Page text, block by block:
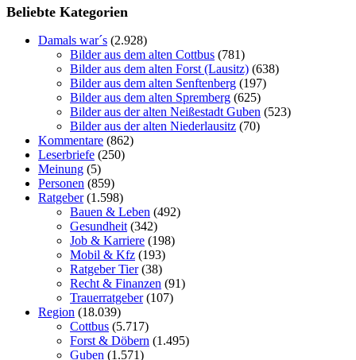
Beliebte Kategorien
Damals war´s (2.928)
Bilder aus dem alten Cottbus (781)
Bilder aus dem alten Forst (Lausitz) (638)
Bilder aus dem alten Senftenberg (197)
Bilder aus dem alten Spremberg (625)
Bilder aus der alten Neißestadt Guben (523)
Bilder aus der alten Niederlausitz (70)
Kommentare (862)
Leserbriefe (250)
Meinung (5)
Personen (859)
Ratgeber(1.598)
Bauen & Leben (492)
Gesundheit (342)
Job & Karriere (198)
Mobil & Kfz (193)
Ratgeber Tier(38)
Recht & Finanzen (91)
Trauerratgeber(107)
Region (18.039)
Cottbus (5.717)
Forst & Döbern (1.495)
Guben (1.571)